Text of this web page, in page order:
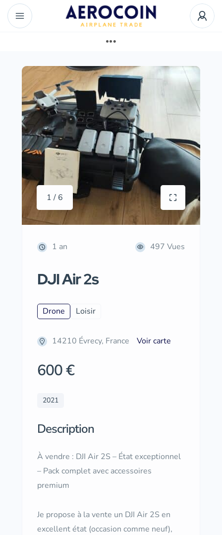
1 / 6
1 an 497 Vues
DJI Air 2s
Drone Loisir
14210 Évrecy, France Voir carte
600 €
2021
Description
À vendre : DJI Air 2S – État exceptionnel
– Pack complet avec accessoires
premium
Je propose à la vente un DJI Air 2S en
excellent état (occasion comme neuf),